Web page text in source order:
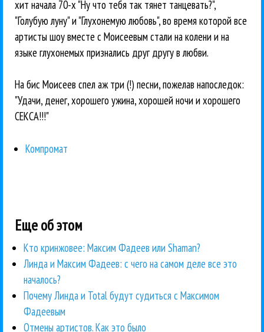
хит начала 70-х "Ну что тебя так тянет танцевать?",
"Голубую луну" и "Глухонемую любовь", во время которой все
артисты шоу вместе с Моисеевым стали на колени и на
языке глухонемых признались друг другу в любви.
На бис Моисеев спел аж три (!) песни, пожелав напоследок:
"Удачи, денег, хорошего ужина, хорошей ночи и хорошего
СЕКСА!!!"
Компромат
Еще об этом
Кто кринжовее: Максим Фадеев или Shaman?
Линда и Максим Фадеев: с чего на самом деле все это
началось?
Почему Линда и Total будут судиться с Максимом
Фадеевым
Отмены артистов. Как это было